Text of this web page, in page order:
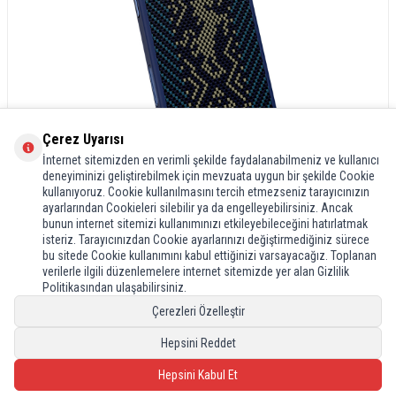
Çerez Uyarısı
İnternet sitemizden en verimli şekilde faydalanabilmeniz ve kullanıcı
deneyiminizi geliştirebilmek için mevzuata uygun bir şekilde Cookie
kullanıyoruz. Cookie kullanılmasını tercih etmezseniz tarayıcınızın
ayarlarından Cookieleri silebilir ya da engelleyebilirsiniz. Ancak
bunun internet sitemizi kullanımınızı etkileyebileceğini hatırlatmak
isteriz. Tarayıcınızdan Cookie ayarlarınızı değiştirmediğiniz sürece
bu sitede Cookie kullanımını kabul ettiğinizi varsayacağız. Toplanan
verilerle ilgili düzenlemelere internet sitemizde yer alan Gizlilik
Politikasından ulaşabilirsiniz.
Çerezleri Özelleştir
Hepsini Reddet
Hepsini Kabul Et